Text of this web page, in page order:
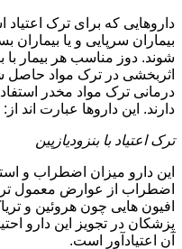
داروهایی که برای ترک
بیماران سرپایی و یا بیماران
شوند. دوز مناسب هر بیمار با
اثربخشی در ترک مواد حاصل
درمانی ترک مواد مخدر
دارند. این داروها عبارت اند از:
ترک اعتیاد با بنزودیازپین
این دارو میزان اضطراب و
اضطراب از عوارض معمول
افیون هایی چون هروئین و
پزشکان در تجویز این دارو
آن اعتیادآور است.